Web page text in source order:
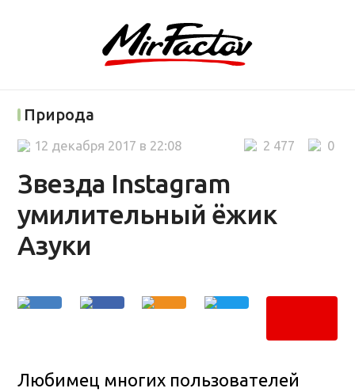
Природа
Звезда Instagram
умилительный ёжик
Азуки
0
2 477
12 декабря 2017 в 22:08
Любимец многих пользователей